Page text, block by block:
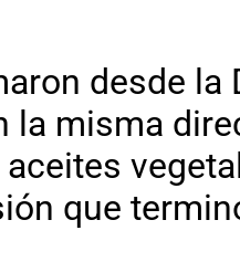
desde
la misma
que